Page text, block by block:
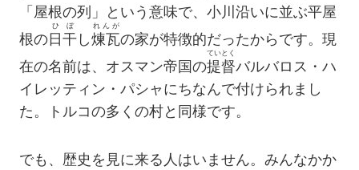
「屋根の列」という意味で、小川沿いに並ぶ平屋
根の日干
ひぼ
し煉瓦
れんが
の家が特徴的だったからです。現
在の名前は、オスマン帝国の提督
ていとく
バルバロス・ハ
イレッティン・パシャにちなんで付けられまし
た。トルコの多くの村と同様です。
でも、歴史を見に来る人はいません。みんなかか